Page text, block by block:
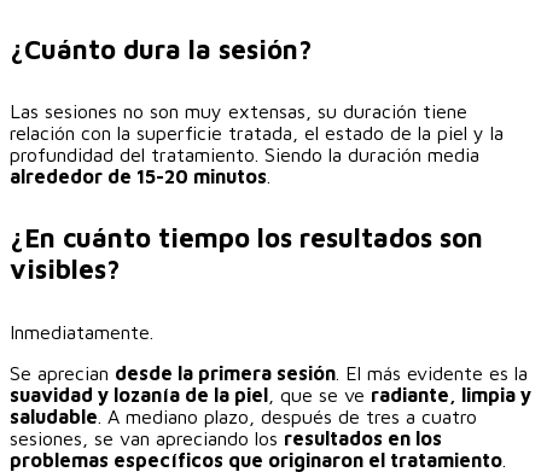
¿Cuánto dura la sesión?
Las sesiones no son muy extensas, su duración tiene
relación con la superficie tratada, el estado de la piel y la
profundidad del tratamiento. Siendo la duración media
alrededor de 15-20 minutos
¿En cuánto tiempo los resultados son
visibles?
Inmediatamente.
Se aprecian desde la primera sesión . El más evidente es la
suavidad y lozanía de la piel , que se ve radiante, limpia y
saludable . A mediano plazo, después de tres a cuatro
sesiones, se van apreciando los resultados en los
problemas específicos que originaron el tratamiento